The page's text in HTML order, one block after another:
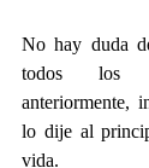
No hay duda
todos los
anteriormente,
lo dije al
vida.